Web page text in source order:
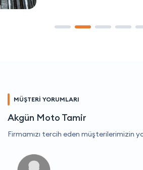
MÜŞTERİ YORUMLARI
Akgün Moto Tamir
Firmamızı tercih eden müşterilerimizin